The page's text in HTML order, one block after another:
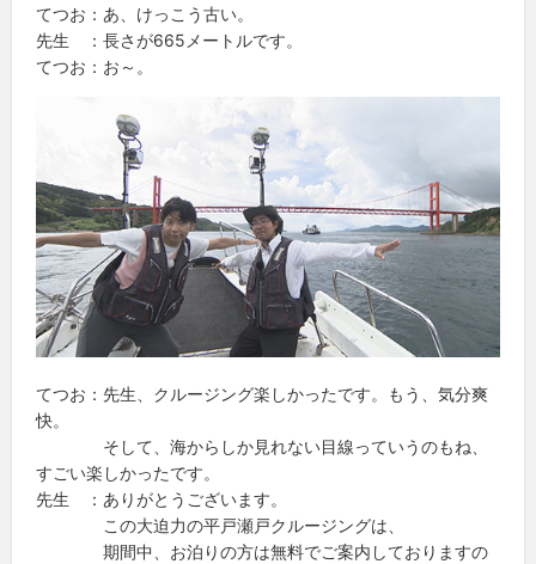
てつお：あ、けっこう古い。
先生 ：長さが665メートルです。
てつお：お～。
てつお：先生、クルージング楽しかったです。もう、気分爽
快。
そして、海からしか見れない目線っていうのもね、
すごい楽しかったです。
先生 ：ありがとうございます。
この大迫力の平戸瀬戸クルージングは、
期間中、お泊りの方は無料でご案内しておりますの